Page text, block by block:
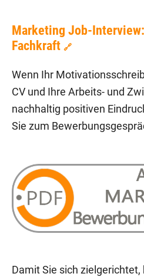
Marketing Job-
Fachkraft 🔗
Wenn Ihr
CV und Ihre Arbeits- und
nachhaltig positiven
Sie zum
Damit Sie sich zielgerichtet,